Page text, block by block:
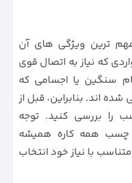
ترین ویژگی های آن
که نیاز به اتصال قوی
سنگین یا اجسامی که
اند. بنابراین، قبل از
را بررسی کنید. توجه
چسب همه کاره همیشه
با نیاز خود انتخاب